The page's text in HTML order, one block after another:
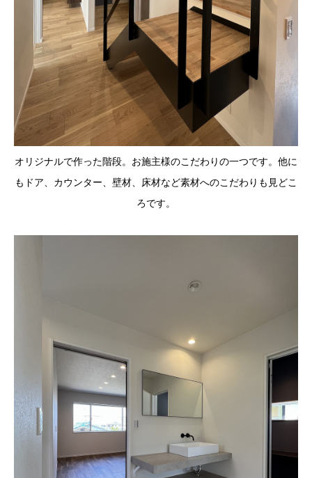
オリジナルで作った階段。お施主様のこだわりの一つです。他に
もドア、カウンター、壁材、床材など素材へのこだわりも見どこ
ろです。